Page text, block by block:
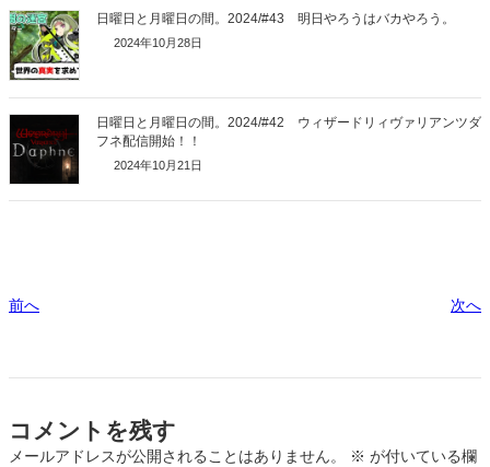
日曜日と月曜日の間。2024/#43 明日やろうはバカやろう。
2024年10月28日
日曜日と月曜日の間。2024/#42 ウィザードリィヴァリアンツダ
フネ配信開始！！
2024年10月21日
前へ 次へ
コメントを残す
メールアドレスが公開されることはありません。 ※ が付いている欄